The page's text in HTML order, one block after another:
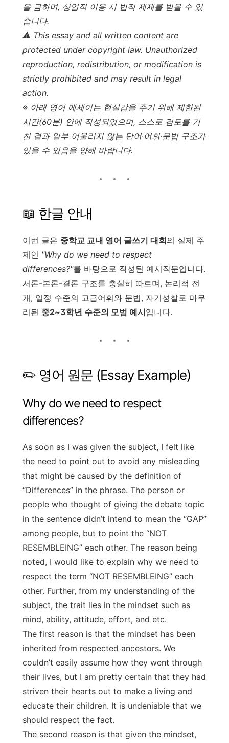
을 금하며, 상업적 이용 시 법적 제재를 받을 수 있
습니다.
⚠️ This essay and all written content are
protected under copyright law. Unauthorized
reproduction, redistribution, or modification is
strictly prohibited and may result in legal
action.
※ 아래 영어 에세이는 현실감을 주기 위해 제한된
시간(60분) 안에 작성되었으며, 스스로 검토를 거
친 결과 일부 어울리지 않는 단어·어휘·문법 구조가
있을 수 있음을 양해 바랍니다.
📖 한글 안내
이번 글은 중학교 교내 영어 글쓰기 대회의 실제 주
제인 "Why do we need to respect
differences?"를 바탕으로 작성된 예시작문입니다.
서론-본론-결론 구조를 충실히 따르며, 논리적 전
개, 일정 수준의 고급어휘와 문법, 자기성찰로 마무
리된 중2~3학년 수준의 모범 예시입니다.
✏️ 영어 원문 (Essay Example)
Why do we need to respect
differences?
As soon as I was given the subject, I felt like
the need to point out to avoid any misleading
that might be caused by the definition of
“Differences” in the phrase. The person or
people who thought of giving the debate topic
in the sentence didn’t intend to mean the “GAP”
among people, but to point the “NOT
RESEMBLEING” each other. The reason being
noted, I would like to explain why we need to
respect the term “NOT RESEMBLEING” each
other. Further, from my understanding of the
subject, the trait lies in the mindset such as
mind, ability, attitude, effort, and etc.
The first reason is that the mindset has been
inherited from respected ancestors. We
couldn’t easily assume how they went through
their lives, but I am pretty certain that they had
striven their hearts out to make a living and
educate their children. It is undeniable that we
should respect the fact.
The second reason is that given the mindset,